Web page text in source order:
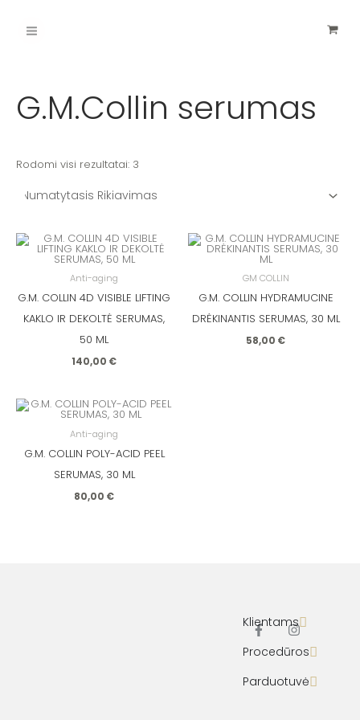
turinio
Menu
G.M.Collin serumas
Rodomi visi rezultatai: 3
Anti-aging
G.M. COLLIN 4D VISIBLE LIFTING
KAKLO IR DEKOLTĖ SERUMAS,
50 ML
140,00 €
GM COLLIN
G.M. COLLIN HYDRAMUCINE
DRĖKINANTIS SERUMAS, 30 ML
58,00 €
Anti-aging
G.M. COLLIN POLY-ACID PEEL
SERUMAS, 30 ML
80,00 €
F
a
e
I
n
t
Klientams
Procedūros
Parduotuvė